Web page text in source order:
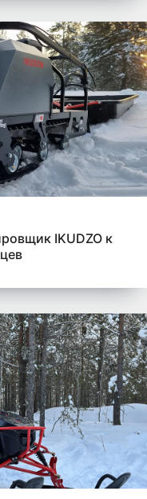
IKUDZO к